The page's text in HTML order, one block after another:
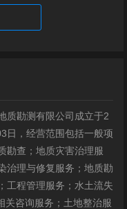
。项目地理位置图见附图1。
占地面积14.82hm2,...
质勘测有限公司成立于2
日，经营范围包括一般项
勘查；地质灾害治理服
治理与修复服务；地质勘
工程管理服务；水土流失
关咨询服务；土地整治服